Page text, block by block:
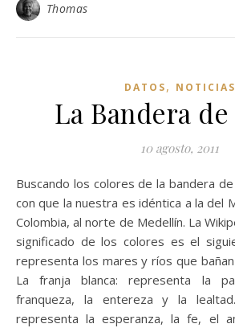
Thomas
DATOS, NOTICIAS
La Bandera
10 agosto, 2011
Buscando los colores de la bandera de Moho me encontré
con que la nuestra es idéntica a la del
Colombia, al norte de Medellín. La
significado de los colores es el
representa los mares y ríos que
La franja blanca: representa la
franqueza, la entereza y la
representa la esperanza, la fe, el